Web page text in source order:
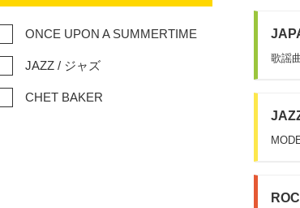
ONCE UPON A SUMMERTIME
JAZZ / ジャズ
CHET BAKER
歌謡